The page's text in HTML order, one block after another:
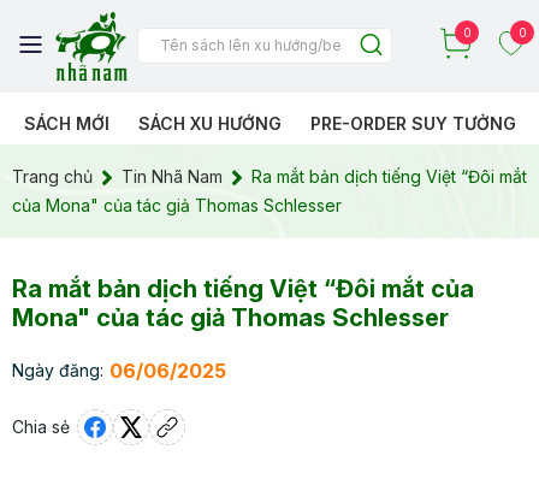
0 0
SÁCH MỚI SÁCH XU HƯỚNG PRE-ORDER SUY TƯỞNG
Trang chủ Tin Nhã Nam
Ra mắt bản dịch tiếng Việt “Đôi mắt
của Mona" của tác giả Thomas Schlesser
Ra mắt bản dịch tiếng Việt “Đôi mắt của
Mona" của tác giả Thomas Schlesser
Ngày đăng: 06/06/2025
Chia sẻ